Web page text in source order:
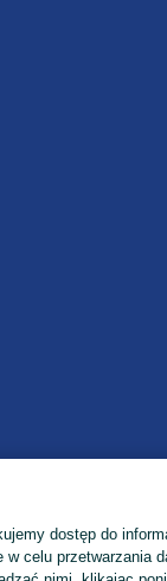
dostęp do
celu przetwarzania